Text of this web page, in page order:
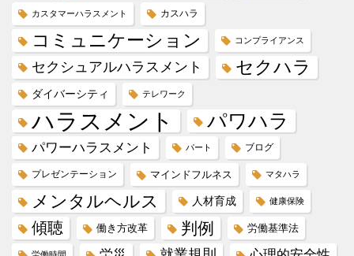
カスタマーハラスメント カスハラ
コミュニケーション コンプライアンス
セクシュアルハラスメント セクハラ
ダイバーシティ テレワーク
ハラスメント パワハラ
パワーハラスメント パート ブログ
プレゼンテーション マインドフルネス マタハラ
メンタルヘルス 人材育成 健康保険
傾聴 働き方改革 判例 労働基準法